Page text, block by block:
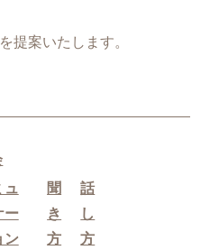
提案いたします。
ュ
ー
ン
聞
き
方
話
し
方